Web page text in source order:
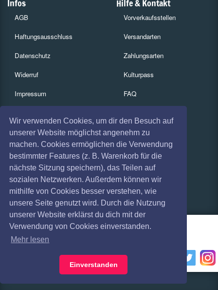
Wir verwenden Cookies, um dir den Besuch auf
unserer Website möglichst angenehm zu
machen. Cookies ermöglichen die Verwendung
bestimmter Features (z. B. Warenkorb für die
nächste Sitzung speichern), das Teilen auf
sozialen Netzwerken. Außerdem können wir
mithilfe von Cookies besser verstehen, wie
unsere Seite genutzt wird. Durch die Nutzung
unserer Website erklärst du dich mit der
Verwendung von Cookies einverstanden.
Mehr lesen
Einverstanden
Infos
AGB
Haftungsausschluss
Datenschutz
Widerruf
Impressum
Coronavirus (COVID 19)
Hilfe & Kontakt
Vorverkaufsstellen
Versandarten
Zahlungsarten
Kulturpass
FAQ
Services
Gutscheine
Geschäftskunden
Kartenrückgabe
Besucherregistrierung